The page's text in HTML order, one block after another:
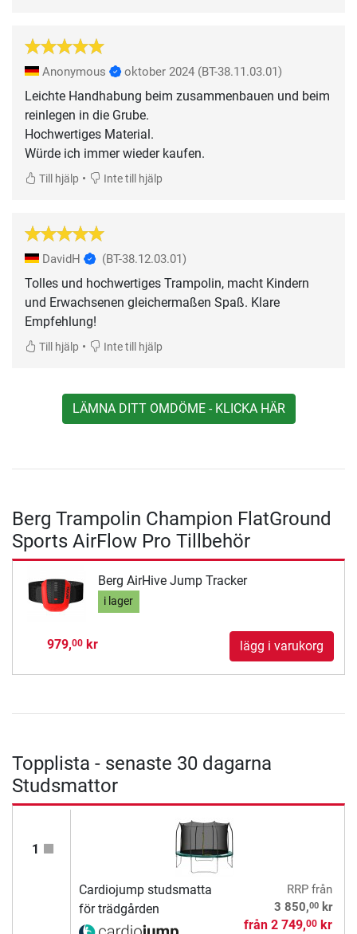
Anonymous oktober 2024 (BT-38.11.03.01)
Leichte Handhabung beim zusammenbauen und beim
reinlegen in die Grube.
Hochwertiges Material.
Würde ich immer wieder kaufen.
Till hjälp • Inte till hjälp
DavidH (BT-38.12.03.01)
Tolles und hochwertiges Trampolin, macht Kindern
und Erwachsenen gleichermaßen Spaß. Klare
Empfehlung!
Till hjälp • Inte till hjälp
LÄMNA DITT OMDÖME - KLICKA HÄR
Berg Trampolin Champion FlatGround
Sports AirFlow Pro Tillbehör
Berg AirHive Jump Tracker
i lager
979,00kr lägg i varukorg
Topplista - senaste 30 dagarna
Studsmattor
1
Cardiojump studsmatta
för trädgården
RRPfrån
3 850,00kr
från 2 749,00kr